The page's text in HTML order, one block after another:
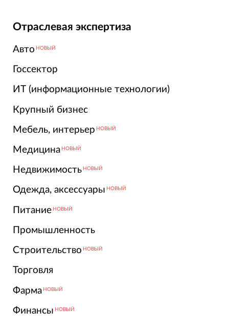
Отраслевая экспертиза
Авто НОВЫЙ
Госсектор
ИТ (информационные технологии)
Крупный бизнес
Мебель, интерьер НОВЫЙ
Медицина НОВЫЙ
Недвижимость НОВЫЙ
Одежда, аксессуары НОВЫЙ
Питание НОВЫЙ
Промышленность
Строительство НОВЫЙ
Торговля
Фарма НОВЫЙ
Финансы НОВЫЙ